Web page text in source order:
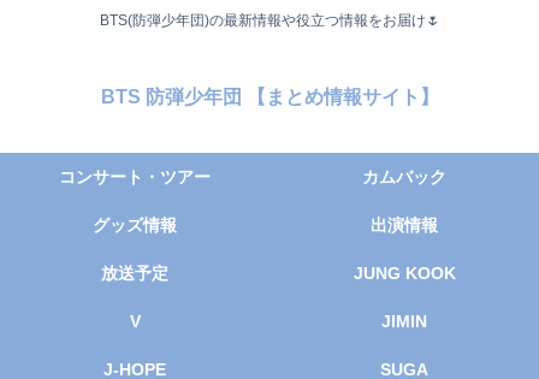
BTS(防弾少年団)の最新情報や役立つ情報をお届け🌷
BTS 防弾少年団 【まとめ情報サイト】
コンサート・ツアー カムバック
グッズ情報 出演情報
放送予定 JUNG KOOK
V JIMIN
J-HOPE SUGA